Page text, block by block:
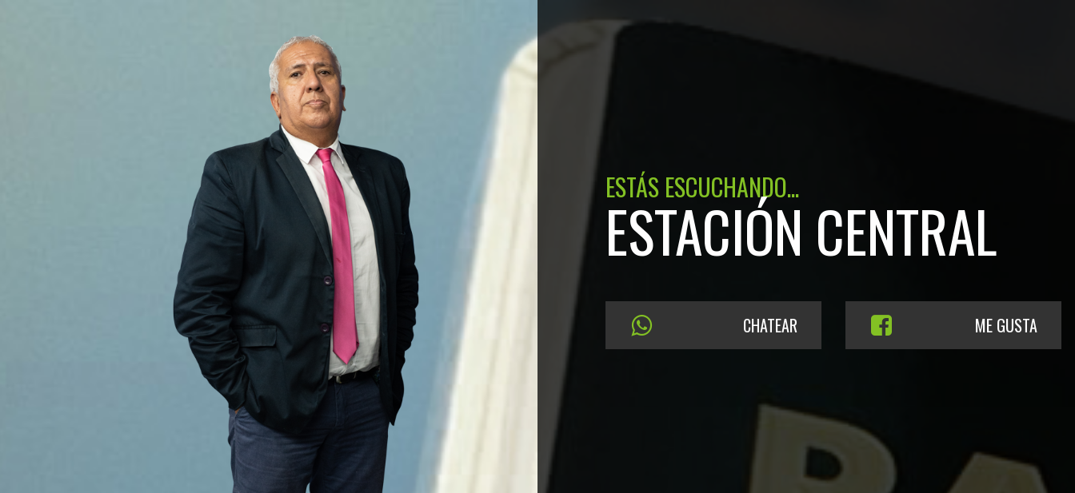
ESTÁS ESCUCHANDO...
ESTACIÓN CENTRAL
CHATEAR ME GUSTA